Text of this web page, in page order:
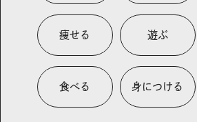
痩せる 遊ぶ
食べる 身につける